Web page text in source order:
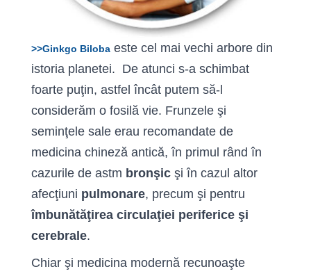
>>Ginkgo Biloba este cel mai vechi arbore din
istoria planetei. De atunci s-a schimbat
foarte puţin, astfel încât putem să-l
considerăm o fosilă vie. Frunzele şi
seminţele sale erau recomandate de
medicina chineză antică, în primul rând în
cazurile de astm bronşic şi în cazul altor
afecţiuni pulmonare, precum şi pentru
îmbunătăţirea circulaţiei periferice şi
cerebrale.
Chiar şi medicina modernă recunoaşte